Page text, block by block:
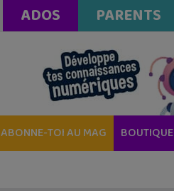
ADOS PARENTS
ABONNE-TOI AU MAG BOUTIQUE